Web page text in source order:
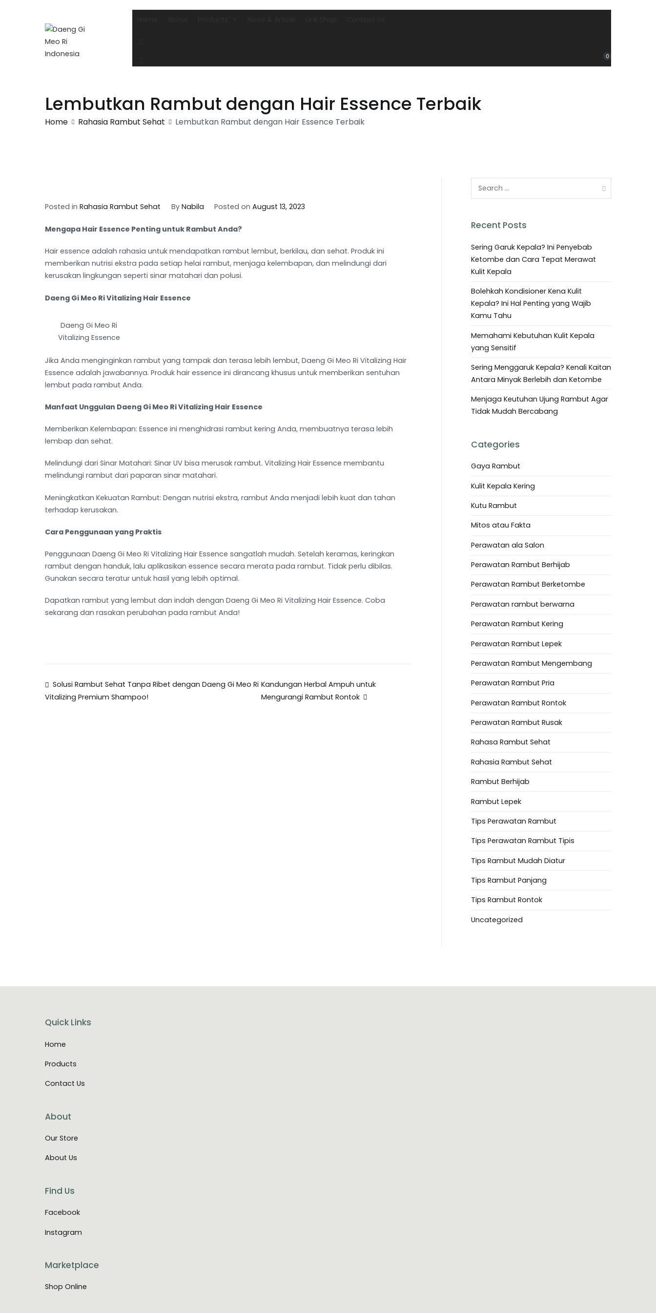
0
Lembutkan Rambut dengan Hair Essence Terbaik
Home Rahasia Rambut Sehat Lembutkan Rambut dengan Hair Essence Terbaik
Posted in Rahasia Rambut Sehat By Nabila Posted onAugust 13, 2023
Mengapa Hair Essence Penting untuk Rambut Anda?
Hair essence adalah rahasia untuk mendapatkan rambut lembut, berkilau, dan sehat. Produk ini
memberikan nutrisi ekstra pada setiap helai rambut, menjaga kelembapan, dan melindungi dari
kerusakan lingkungan seperti sinar matahari dan polusi.
Daeng Gi Meo Ri Vitalizing Hair Essence
Daeng Gi Meo Ri
Vitalizing Essence
Jika Anda menginginkan rambut yang tampak dan terasa lebih lembut, Daeng Gi Meo Ri Vitalizing Hair
Essence adalah jawabannya. Produk hair essence ini dirancang khusus untuk memberikan sentuhan
lembut pada rambut Anda.
Manfaat Unggulan Daeng Gi Meo Ri Vitalizing Hair Essence
Memberikan Kelembapan: Essence ini menghidrasi rambut kering Anda, membuatnya terasa lebih
lembap dan sehat.
Melindungi dari Sinar Matahari: Sinar UV bisa merusak rambut. Vitalizing Hair Essence membantu
melindungi rambut dari paparan sinar matahari.
Meningkatkan Kekuatan Rambut: Dengan nutrisi ekstra, rambut Anda menjadi lebih kuat dan tahan
terhadap kerusakan.
Cara Penggunaan yang Praktis
Penggunaan Daeng Gi Meo Ri Vitalizing Hair Essence sangatlah mudah. Setelah keramas, keringkan
rambut dengan handuk, lalu aplikasikan essence secara merata pada rambut. Tidak perlu dibilas.
Gunakan secara teratur untuk hasil yang lebih optimal.
Dapatkan rambut yang lembut dan indah dengan Daeng Gi Meo Ri Vitalizing Hair Essence. Coba
sekarang dan rasakan perubahan pada rambut Anda!
Post
navigation
Solusi Rambut Sehat Tanpa Ribet dengan Daeng Gi Meo Ri
Vitalizing Premium Shampoo!
Kandungan Herbal Ampuh untuk
Mengurangi Rambut Rontok
Search
Recent Posts
Sering Garuk Kepala? Ini Penyebab
Ketombe dan Cara Tepat Merawat
Kulit Kepala
Bolehkah Kondisioner Kena Kulit
Kepala? Ini Hal Penting yang Wajib
Kamu Tahu
Memahami Kebutuhan Kulit Kepala
yang Sensitif
Sering Menggaruk Kepala? Kenali Kaitan
Antara Minyak Berlebih dan Ketombe
Menjaga Keutuhan Ujung Rambut Agar
Tidak Mudah Bercabang
Categories
Gaya Rambut
Kulit Kepala Kering
Kutu Rambut
Mitos atau Fakta
Perawatan ala Salon
Perawatan Rambut Berhijab
Perawatan Rambut Berketombe
Perawatan rambut berwarna
Perawatan Rambut Kering
Perawatan Rambut Lepek
Perawatan Rambut Mengembang
Perawatan Rambut Pria
Perawatan Rambut Rontok
Perawatan Rambut Rusak
Rahasa Rambut Sehat
Rahasia Rambut Sehat
Rambut Berhijab
Rambut Lepek
Tips Perawatan Rambut
Tips Perawatan Rambut Tipis
Tips Rambut Mudah Diatur
Tips Rambut Panjang
Tips Rambut Rontok
Uncategorized
Quick Links
Home
Products
Contact Us
About
Our Store
About Us
Find Us
Facebook
Instagram
Marketplace
Shop Online